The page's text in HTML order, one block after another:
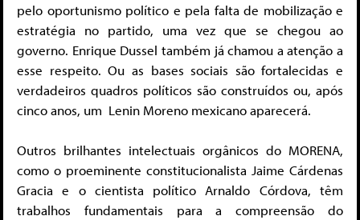
pelo oportunismo político e pela falta de mobilização e
estratégia no partido, uma vez que se chegou ao
governo. Enrique Dussel também já chamou a atenção a
esse respeito. Ou as bases sociais são fortalecidas e
verdadeiros quadros políticos são construídos ou, após
cinco anos, um Lenin Moreno mexicano aparecerá.
Outros brilhantes intelectuais orgânicos do MORENA,
como o proeminente constitucionalista Jaime Cárdenas
Gracia e o cientista político Arnaldo Córdova, têm
trabalhos fundamentais para a compreensão do